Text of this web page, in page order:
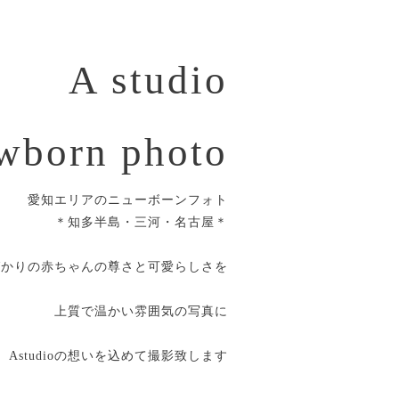
A studio
photo
愛知エリアのニューボーンフォト
＊知多半島・三河・名古屋＊
りの赤ちゃんの尊さと可愛らしさを
上質で温かい雰囲気の写真に
Astudioの想いを込めて撮影致します